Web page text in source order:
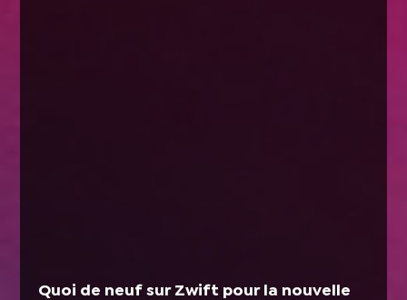
Quoi de neuf sur Zwift pour la nouvelle